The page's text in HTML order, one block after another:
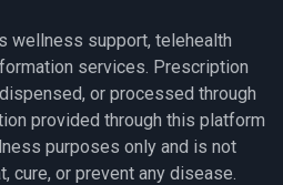
wellness support, telehealth
services. Prescription
or processed through
provided through this platform
purposes only and is not
cure, or prevent any disease.